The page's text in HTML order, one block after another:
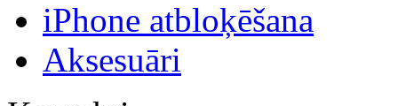
iPhone atbloķēšana
Aksesuāri